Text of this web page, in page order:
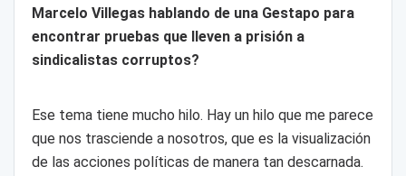
Marcelo Villegas hablando de una Gestapo para
encontrar pruebas que lleven a prisión a
sindicalistas corruptos?
Ese tema tiene mucho hilo. Hay un hilo que me parece
que nos trasciende a nosotros, que es la visualización
de las acciones políticas de manera tan descarnada.